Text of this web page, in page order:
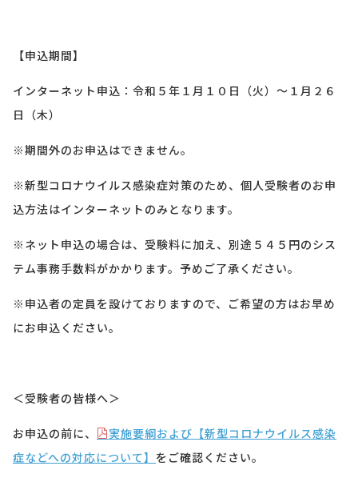
【申込期間】
インターネット申込：令和５年１月１０日（火）～１月２６
日（木）
※期間外のお申込はできません。
※新型コロナウイルス感染症対策のため、個人受験者のお申
込方法はインターネットのみとなります。
※ネット申込の場合は、受験料に加え、別途５４５円のシス
テム事務手数料がかかります。予めご了承ください。
※申込者の定員を設けておりますので、ご希望の方はお早め
にお申込ください。
＜受験者の皆様へ＞
お申込の前に、
実施要綱および【新型コロナウイルス感染
症などへの対応について】 をご確認ください。